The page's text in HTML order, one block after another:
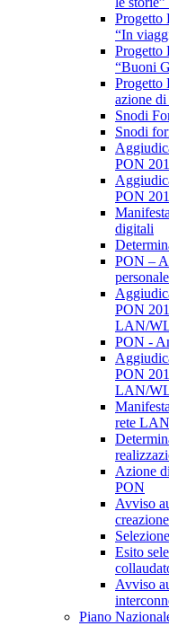
Progetto
“In
Progetto
“Buoni
Progetto
azione
Snodi
Snodi
PON
PON
digitali
PON –
PON
LAN/
PON -
PON
LAN/
rete
Azione
PON
Avviso
Esito
Avviso
Piano